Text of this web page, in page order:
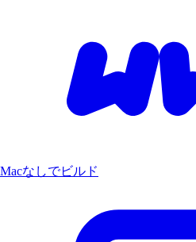
Macなしでビルド